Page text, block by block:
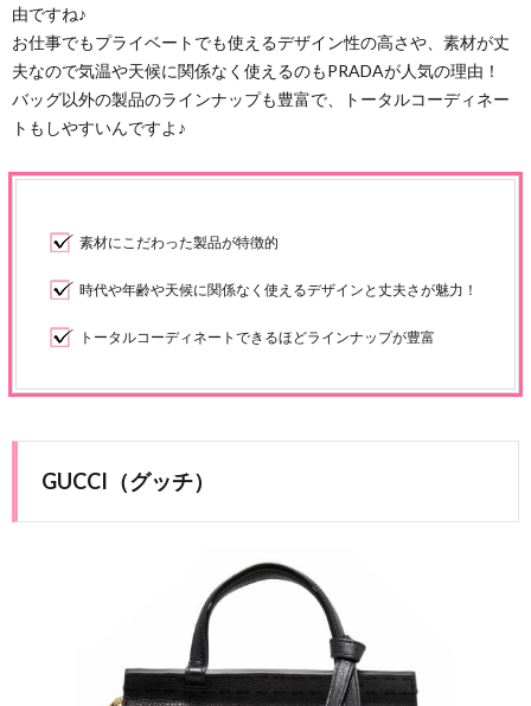
由ですね♪
お仕事でもプライベートでも使えるデザイン性の高さや、素材が丈
夫なので気温や天候に関係なく使えるのもPRADAが人気の理由！
バッグ以外の製品のラインナップも豊富で、トータルコーディネー
トもしやすいんですよ♪
素材にこだわった製品が特徴的
時代や年齢や天候に関係なく使えるデザインと丈夫さが魅力！
トータルコーディネートできるほどラインナップが豊富
GUCCI（グッチ）